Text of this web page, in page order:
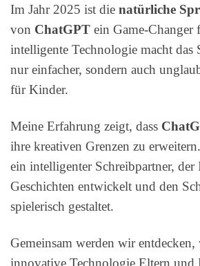
Im Jahr 2025 ist die natürliche
von ChatGPT ein Game-Changer
intelligente Technologie macht das
nur einfacher, sondern auch
für Kinder.
Meine Erfahrung zeigt, dass
ihre kreativen Grenzen zu
ein intelligenter Schreibpartner, der
Geschichten entwickelt und den
spielerisch gestaltet.
Gemeinsam werden wir entdecken,
innovative Technologie Eltern und